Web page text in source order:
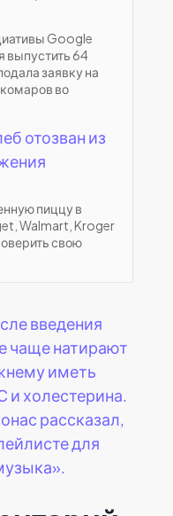
Google
выпустить 64
заявку на
во
отозван из
пиццу в
Walmart, Kroger
свою
введения
чаще натирают
иметь
и холестерина.
рассказал,
для